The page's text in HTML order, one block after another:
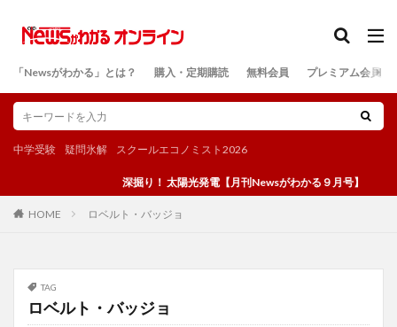
「Newsがわかる」とは？ 購入・定期購読 無料会員 プレミアム会員
中学受験 疑問氷解 スクールエコノミスト2026
深掘り！ 太陽光発電【月刊Newsがわかる９月号】
HOME ロベルト・バッジョ
TAG
ロベルト・バッジョ
検索